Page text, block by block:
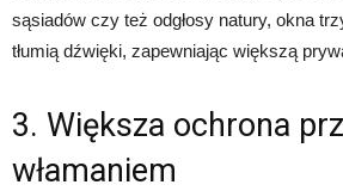
sąsiadów czy też odgłosy natury, okna
tłumią dźwięki, zapewniając większą
3. Większa ochrona
włamaniem